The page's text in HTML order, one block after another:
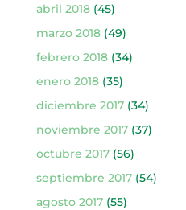
abril 2018(45)
marzo 2018(49)
febrero 2018(34)
enero 2018(35)
diciembre 2017(34)
noviembre 2017(37)
octubre 2017(56)
septiembre 2017(54)
agosto 2017(55)